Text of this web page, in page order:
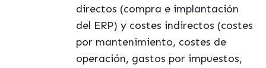
directos (compra e implantación
del ERP) y costes indirectos (costes
por mantenimiento, costes de
operación, gastos por impuestos,